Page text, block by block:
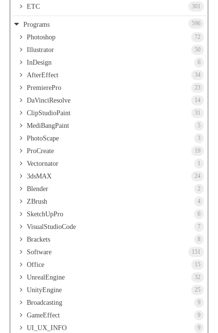
ETC 301
Programs 596
Photoshop 72
Illustrator 50
InDesign 6
AfterEffect 34
PremierePro 23
DaVinciResolve 14
ClipStudioPaint 31
MediBangPaint 5
PhotoScape 3
ProCreate 19
Vectornator 1
3dsMAX 24
Blender 2
ZBrush 4
SketchUpPro 6
VisualStudioCode 7
Brackets 8
Software 151
Office 15
UnrealEngine 32
UnityEngine 25
Broadcasting 9
GameEffect 9
UI_UX_INFO 9